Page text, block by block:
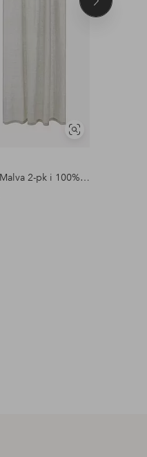
Vis
Gardin med multibånd Malva 2-pk i 100% lin
Neste